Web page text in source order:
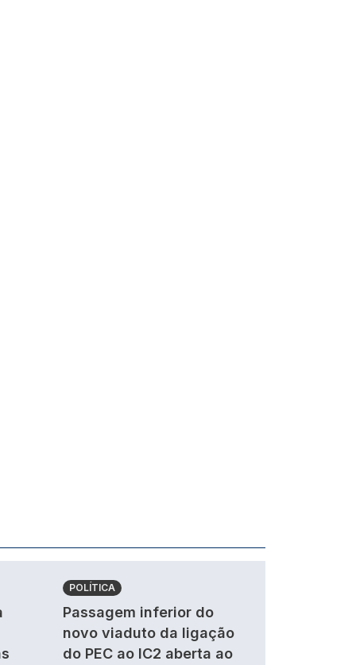
POLÍTICA
Passagem inferior do
novo viaduto da ligação
do PEC ao IC2 aberta ao